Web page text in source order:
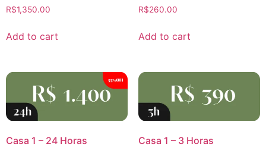
R$1,350.00
Add to cart
R$260.00
Add to cart
Casa 1 – 24 Horas Casa 1 – 3 Horas